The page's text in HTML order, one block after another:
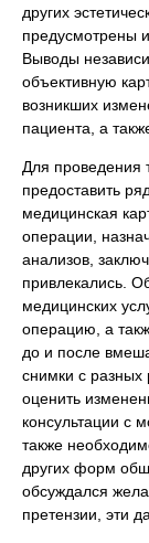
других
предусмотрены
Выводы
объективную
возникших
пациента, а
Для проведения
предоставить
медицинская
операции,
анализов,
привлекались.
медицинских
операцию, а
до и после
снимки с разных
оценить
консультации с
также
других форм
обсуждался
претензии, эти